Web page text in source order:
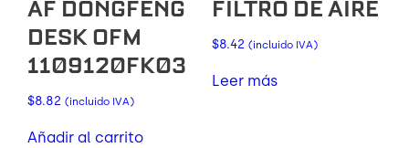
AF DONGFENG
DESK OFM
1109120FK03
$8.82 (incluido IVA)
Añadir al carrito
FILTRO DE AIRE
$8.42 (incluido IVA)
Leer más